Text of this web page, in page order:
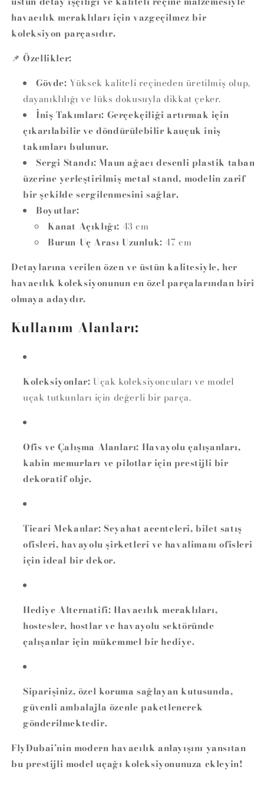
havacılık meraklıları için vazgeçilmez bir
koleksiyon parçasıdır.
📌Özellikler:
Gövde: Yüksek kaliteli reçineden üretilmiş olup,
dayanıklılığı ve lüks dokusuyla dikkat çeker.
İniş Takımları: Gerçekçiliği artırmak için
çıkarılabilir ve döndürülebilir kauçuk iniş
takımları bulunur.
Sergi Standı: Maun ağacı desenli plastik taban
üzerine yerleştirilmiş metal stand, modelin zarif
bir şekilde sergilenmesini sağlar.
Boyutlar:
Kanat Açıklığı: 43 cm
Burun-Uç Arası Uzunluk: 47 cm
Detaylarına verilen özen ve üstün kalitesiyle, her
havacılık koleksiyonunun en özel parçalarından biri
olmaya adaydır.
Kullanım Alanları:
Koleksiyonlar: Uçak koleksiyoncuları ve model
uçak tutkunları için değerli bir parça.
Ofis ve Çalışma Alanları: Havayolu çalışanları,
kabin memurları ve pilotlar için prestijli bir
dekoratif obje.
Ticari Mekanlar: Seyahat acenteleri, bilet satış
ofisleri, havayolu şirketleri ve havalimanı ofisleri
için ideal bir dekor.
Hediye Alternatifi: Havacılık meraklıları,
hostesler, hostlar ve havayolu sektöründe
çalışanlar için mükemmel bir hediye.
Siparişiniz, özel koruma sağlayan kutusunda,
güvenli ambalajla özenle paketlenerek
gönderilmektedir.
FlyDubai’nin modern havacılık anlayışını yansıtan
bu prestijli model uçağı koleksiyonunuza ekleyin!